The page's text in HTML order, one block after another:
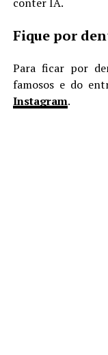
Fique por
Para ficar por
famosos e do
Instagram.